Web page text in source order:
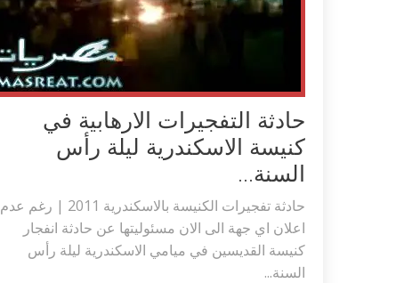
حادثة التفجيرات الارهابية في
كنيسة الاسكندرية ليلة رأس
السنة...
حادثة تفجيرات الكنيسة بالاسكندرية 2011 | رغم عدم
اعلان اي جهة الى الان مسئوليتها عن حادثة انفجار
كنيسة القديسين في ميامي الاسكندرية ليلة رأس
السنة...